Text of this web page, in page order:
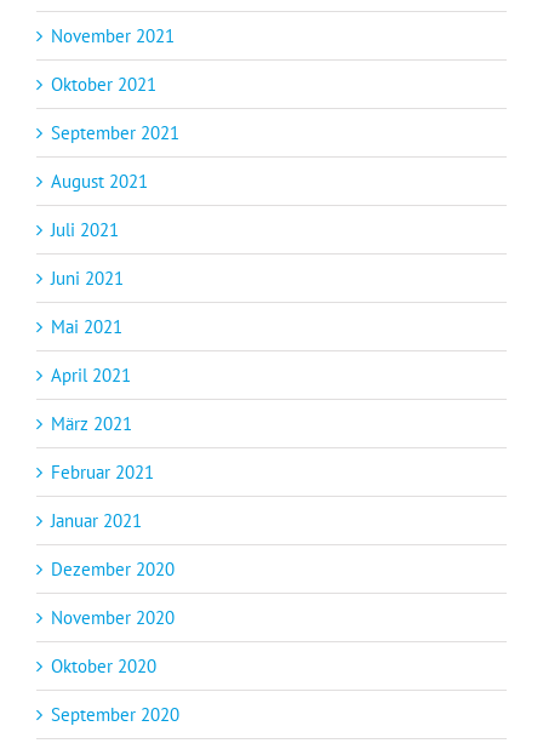
November 2021
Oktober 2021
September 2021
August 2021
Juli 2021
Juni 2021
Mai 2021
April 2021
März 2021
Februar 2021
Januar 2021
Dezember 2020
November 2020
Oktober 2020
September 2020